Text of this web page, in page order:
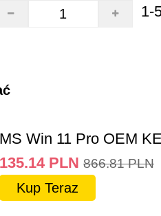
1-
MS Win 11 Pro OEM
135.14 PLN 866.81 PLN
Kup Teraz